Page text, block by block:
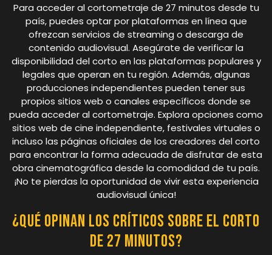
Para acceder al cortometraje de 27 minutos desde tu
país, puedes optar por plataformas en línea que
ofrezcan servicios de streaming o descarga de
contenido audiovisual. Asegúrate de verificar la
disponibilidad del corto en las plataformas populares y
legales que operan en tu región. Además, algunas
producciones independientes pueden tener sus
propios sitios web o canales específicos donde se
pueda acceder al cortometraje. Explora opciones como
sitios web de cine independiente, festivales virtuales o
incluso las páginas oficiales de los creadores del corto
para encontrar la forma adecuada de disfrutar de esta
obra cinematográfica desde la comodidad de tu país.
¡No te pierdas la oportunidad de vivir esta experiencia
audiovisual única!
¿Qué opinan los críticos sobre el corto
de 27 minutos?